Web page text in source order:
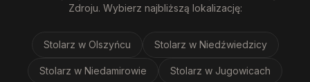
Zdroju. Wybierz najbliższą lokalizację:
Stolarz w Olszyńcu Stolarz w Niedźwiedzicy
Stolarz w Niedamirowie Stolarz w Jugowicach